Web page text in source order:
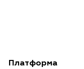
Платформа